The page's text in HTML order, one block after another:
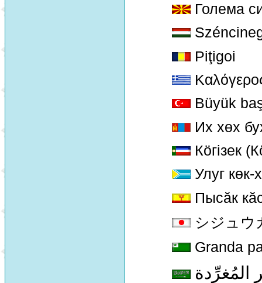
Голема
Piţigoi
Büyük
Их хөх
Кöгiзек
Улуг
Пысăк
シジュウ
Granda
المُغرِّدة